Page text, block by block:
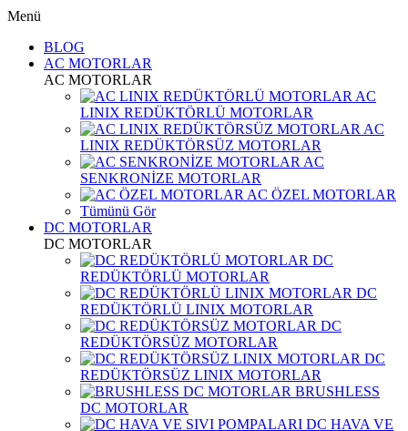
Menü
BLOG
AC MOTORLAR
AC MOTORLAR
AC
LINIX REDÜKTÖRLÜ MOTORLAR
AC
LINIX REDÜKTÖRSÜZ MOTORLAR
AC
SENKRONİZE MOTORLAR
AC ÖZEL MOTORLAR
Tümünü Gör
DC MOTORLAR
DC MOTORLAR
DC
REDÜKTÖRLÜ MOTORLAR
DC
REDÜKTÖRLÜ LINIX MOTORLAR
DC
REDÜKTÖRSÜZ MOTORLAR
DC
REDÜKTÖRSÜZ LINIX MOTORLAR
BRUSHLESS
DC MOTORLAR
DC HAVA VE